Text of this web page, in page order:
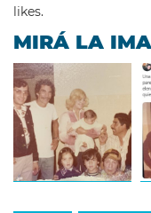
likes.
MIRÁ LA